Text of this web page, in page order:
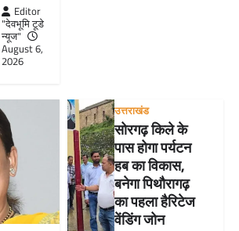
Editor
"देवभूमि टूडे
न्यूज"
August 6,
2026
उत्तराखंड
सोरगढ़ किले के
पास होगा पर्यटन
हब का विकास,
बनेगा पिथौरागढ़
का पहला हैरिटेज
वेंडिंग जोन